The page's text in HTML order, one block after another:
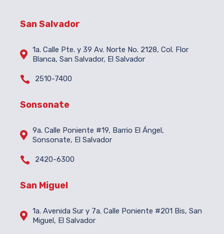
San Salvador
 1a. Calle Pte. y 39 Av. Norte No. 2128, Col. Flor
Blanca, San Salvador, El Salvador
 2510-7400
Sonsonate
 9a. Calle Poniente #19, Barrio El Ángel,
Sonsonate, El Salvador
 2420-6300
San Miguel
 1a. Avenida Sur y 7a. Calle Poniente #201 Bis, San
Miguel, El Salvador